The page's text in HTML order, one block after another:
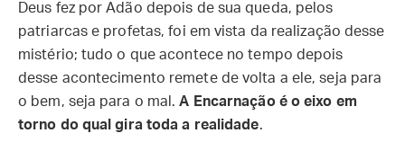
Deus fez por Adão depois de sua queda, pelos
patriarcas e profetas, foi em vista da realização desse
mistério; tudo o que acontece no tempo depois
desse acontecimento remete de volta a ele, seja para
o bem, seja para o mal.A Encarnação é o eixo em
torno do qual gira toda a realidade.